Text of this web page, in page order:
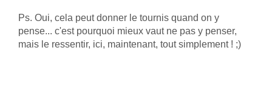
Ps. Oui, cela peut donner le tournis quand on y
pense... c'est pourquoi mieux vaut ne pas y penser,
mais le ressentir, ici, maintenant, tout simplement ! ;)